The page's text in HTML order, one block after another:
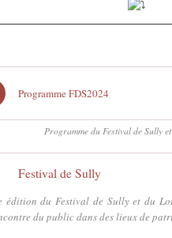
Programme FDS2024
Programme du Festival de Sully
Festival de Sully
édition du Festival de Sully et du
du public dans des lieux de